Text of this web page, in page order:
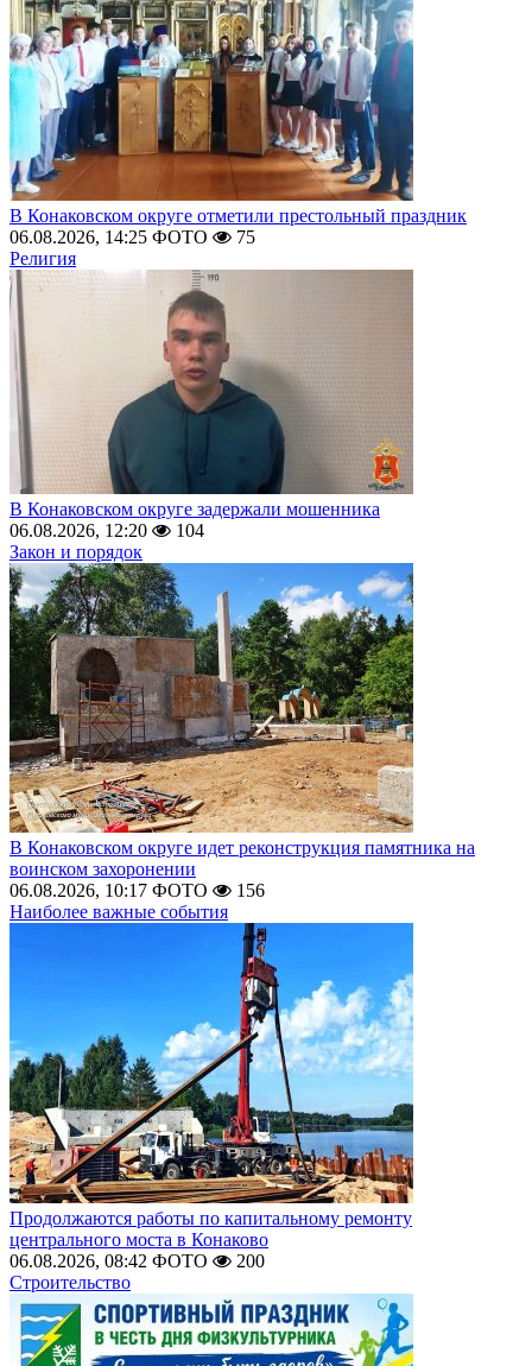
В Конаковском округе отметили престольный праздник
06.08.2026, 14:25 ФОТО
75
Религия
В Конаковском округе задержали мошенника
06.08.2026, 12:20
104
Закон и порядок
В Конаковском округе идет реконструкция памятника на
воинском захоронении
06.08.2026, 10:17 ФОТО
156
Наиболее важные события
Продолжаются работы по капитальному ремонту
центрального моста в Конаково
06.08.2026, 08:42 ФОТО
200
Строительство